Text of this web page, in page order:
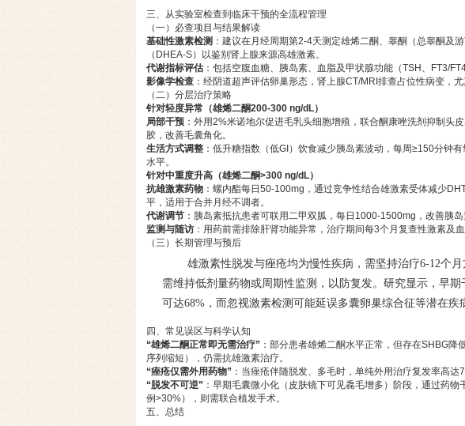
三、从实验室检查到临床干预的全流程管理
（一）必查项目与结果解读
基础性激素检测 ：建议在月经周期第2-4天测定雄烯二酮、睾酮（总睾酮及
（DHEA-S）以鉴别肾上腺来源高雄激素。
代谢指标评估：包括空腹血糖、胰岛素、血脂及甲状腺功能（TSH、FT3/
影像学检查 ：经阴道超声评估卵巢形态，肾上腺CT/MRI排查占位性病变，
（二）分层治疗策略
针对轻度异常（雄烯二酮200-300 ng/dL）
局部干预 ：外用2%米诺地尔促进毛乳头细胞增殖，联合酮康唑洗剂抑制头
胶，改善毛囊角化。
生活方式调整 ：低升糖指数（低GI）饮食减少胰岛素波动，每周≥150分钟
水平。
针对中重度升高（雄烯二酮>300 ng/dL）
抗雄激素药物 ：螺内酯每日50-100mg，通过竞争性结合雄激素受体减少
平，适用于合并月经不调者。
代谢调节 ：胰岛素抵抗患者可联用二甲双胍，每日1000-1500mg，改善胰岛
监测与随访 ：用药前需排除肝肾功能异常，治疗期间每3个月复查性激素及
（三）长期管理与预后
雄激素性脱发与痤疮均为慢性疾病，需坚持治疗6-12个
需维持低剂量药物或周期性监测，以防复发。研究显示，早
可达68%，而忽视激素检测可能延误多囊卵巢综合征等潜在疾
四、常见误区与科学认知
“雄烯二酮正常即无需治疗” ：部分患者雄烯二酮水平正常，但存在SHBG
序列缩短），仍需抗雄激素治疗。
“痤疮仅需外用药物” ：当痤疮伴随脱发、多毛时，单纯外用治疗复发率高达
“脱发不可逆” ：早期毛囊微小化（皮肤镜下可见毳毛增多）阶段，通过药
例>30%），则需联合植发手术。
五、总结